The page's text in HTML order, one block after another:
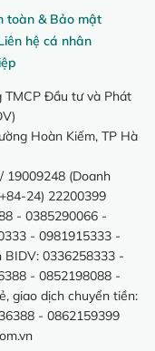
toàn & Bảo mật
hệ cá nhân
Đầu tư và Phát
Hoàn Kiếm, TP Hà
19009248 (Doanh
24) 22200399
- 0385290066 -
- 0981915333 -
0336258333 -
- 0852198088 -
giao dịch chuyển tiền:
- 0862159399